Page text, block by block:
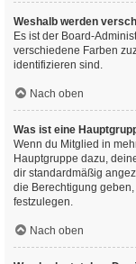
Weshalb werden
Es ist der Board-
verschiedene Farben
identifizieren sind.
Nach oben
Was ist eine
Wenn du Mitglied in
Hauptgruppe dazu,
dir standardmäßig
die Berechtigung
festzulegen.
Nach oben